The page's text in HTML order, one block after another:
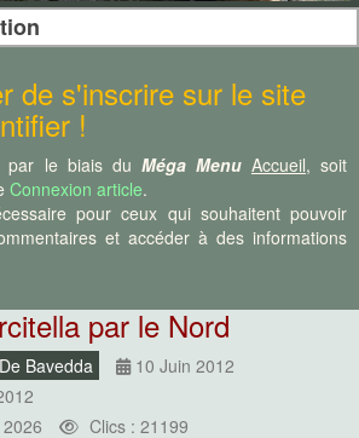
de s'inscrire sur le site
!
par le biais du Méga Menu Accueil, soit
Connexion article.
pour ceux qui souhaitent pouvoir
et accéder à des informations
par le Nord
Bavedda
10 Juin 2012
Clics : 21199